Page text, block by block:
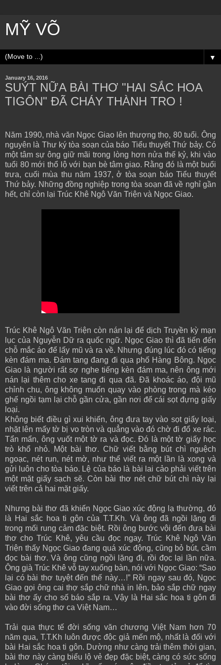
MỸ VÕ
▼
January 16, 2016
SUÝT NỮA BÀI THƠ "HAI SẮC HOA
TIGÔN" ĐÃ CHÁY THÀNH TRO !
Năm 1990, nhà văn Ngọc Giao lên thượng thọ, 80 tuổi. Ông
nguyên là Thư ký tòa soạn của báo Tiểu thuyết Thứ bảy. Có
một tâm sự ông giữ mãi trong lòng hơn nửa thế kỷ, khi vào
tuổi 80 mới thổ lộ với bạn bè tâm giao. Rằng đó là một buổi
trưa, cuối mùa thu năm 1937, ở tòa soạn báo Tiểu thuyết
Thứ bảy. Những đồng nghiệp trong tòa soạn đã về nghỉ gần
hết, chỉ còn lại Trúc Khê Ngô Văn Triện và Ngọc Giao.
Trúc Khê Ngô Văn Triện còn nán lại để dịch Truyền kỳ mạn
lục của Nguyễn Dữ ra quốc ngữ. Ngọc Giao thì đã tiến đến
chỗ mắc áo để lấy mũ và ra về. Nhưng đúng lúc đó có tiếng
kèn đám ma. Đám tang đang đi qua phố Hàng Bông. Ngọc
Giao là người rất sợ nghe tiếng kèn đám ma, nên ông mới
nán lại thêm cho xe tang đi qua đã. Đã khoác áo, đội mũ
chỉnh chu, ông không muốn quay vào phòng trong mà kéo
ghế ngồi tạm lại chỗ gần cửa, gần nơi để cái sọt đựng giấy
loại.
Không biết điều gì xui khiến, ông đưa tay vào sọt giấy loại,
nhặt lên mấy tờ bị vo tròn và quẳng vào đó chờ đi đổ xe rác.
Tẩn mẩn, ông vuốt một tờ ra và đọc. Đó là một tờ giấy học
trò khổ nhỏ. Một bài thơ. Chữ viết bằng bút chì nguệch
ngoạc, nét run, nét mờ, như thể viết ra một lần là xong và
gửi luôn cho tòa báo. Lệ của báo là bài lai cảo phải viết trên
một mặt giấy sạch sẽ. Còn bài thơ nét chữ bút chì này lại
viết trên cả hai mặt giấy.
Nhưng bài thơ đã khiến Ngọc Giao xúc động lạ thường, đó
là Hai sắc hoa ti gôn của T.T.Kh. Và ông đã ngồi lặng đi
trong mối rung cảm đặc biệt. Rồi ông bước vội đến đưa bài
thơ cho Trúc Khê, yêu cầu đọc ngay. Trúc Khê Ngô Văn
Triện thấy Ngọc Giao đang quá xúc động, cũng bỏ bút, cầm
đọc bài thơ. Và ông cũng ngồi lặng đi, rồi đọc lại lần nữa.
Ông già Trúc Khê vỗ tay xuống bàn, nói với Ngọc Giao: “Sao
lại có bài thơ tuyệt đến thế này…!” Rồi ngay sau đó, Ngọc
Giao gọi ông cai thợ sắp chữ nhà in lên, bảo sắp chữ ngay
bài thơ ấy cho số báo sắp ra. Vậy là Hai sắc hoa ti gôn đi
vào đời sống thơ ca Việt Nam…
Trải qua thực tế đời sống văn chương Việt Nam hơn 70
năm qua, T.T.Kh luôn được độc giả mến mộ, nhất là đối với
bài Hai sắc hoa ti gôn. Dường như càng trải thêm thời gian,
bài thơ này càng biểu lộ vẻ đẹp đặc biệt, càng có sức sống